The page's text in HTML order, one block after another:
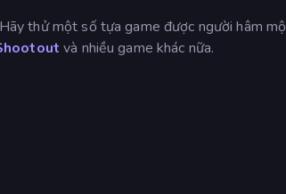
thử một số tựa game được người hâm mộ
và nhiều game khác nữa.